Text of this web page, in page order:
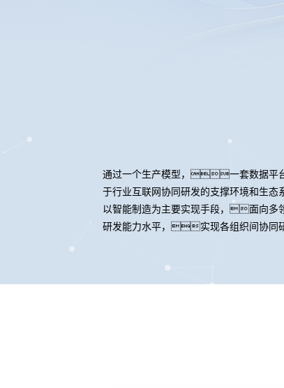
通过一个生产模型，一套数据平
于行业互联网协同研发的支撑环境和
以智能制造为主要实现手段，面向
研发能力水平，实现各组织间协